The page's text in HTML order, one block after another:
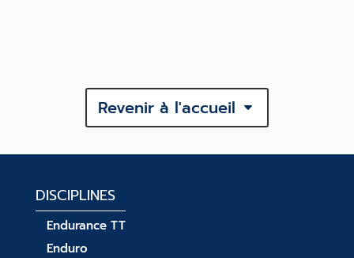
Revenir à l'accueil
DISCIPLINES
Endurance TT
Enduro